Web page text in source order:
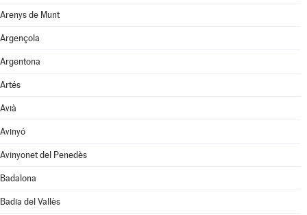
Arenys de Munt
Argençola
Argentona
Artés
Avià
Avinyó
Avinyonet del Penedès
Badalona
Badia del Vallès